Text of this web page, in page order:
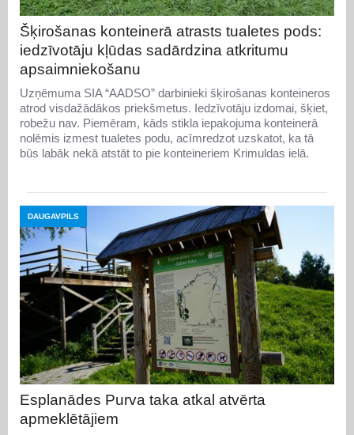
Šķirošanas konteinerā atrasts tualetes pods:
iedzīvotāju kļūdas sadārdzina atkritumu
apsaimniekošanu
Uzņēmuma SIA “AADSO” darbinieki šķirošanas konteineros
atrod visdažādākos priekšmetus. Iedzīvotāju izdomai, šķiet,
robežu nav. Piemēram, kāds stikla iepakojuma konteinerā
nolēmis izmest tualetes podu, acīmredzot uzskatot, ka tā
būs labāk nekā atstāt to pie konteineriem Krimuldas ielā.
DAUGAVPILS
Esplanādes Purva taka atkal atvērta
apmeklētājiem